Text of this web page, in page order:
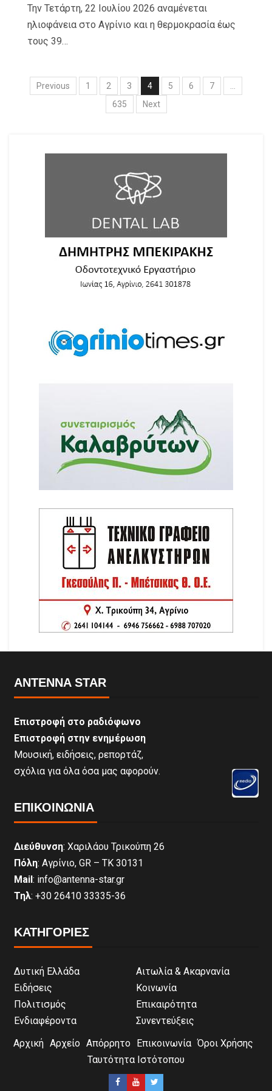
Την Τετάρτη, 22 Ιουλίου 2026 αναμένεται
ηλιοφάνεια στο Αγρίνιο και η θερμοκρασία έως
τους 39…
Previous 1 2 3 4 5 6 7
635
Next
ANTENNA STAR
Επιστροφή στο ραδιόφωνο
Επιστροφή στην ενημέρωση
Μουσική, ειδήσεις, ρεπορτάζ,
σχόλια για όλα όσα μας αφορούν.
ΕΠΙΚΟΙΝΩΝΊΑ
Διεύθυνση: Χαριλάου Τρικούπη 26
Πόλη: Αγρίνιο, GR – ΤΚ 30131
Mail : info@antenna-star.gr
Τηλ: +30 26410 33335-36
ΚΑΤΗΓΟΡΙΕΣ
Δυτική Ελλάδα
Αιτωλία & Ακαρνανία
Ειδήσεις
Κοινωνία
Πολιτισμός
Επικαιρότητα
Ενδιαφέροντα
Συνεντεύξεις
Αρχική Αρχείο Απόρρητο Επικοινωνία Όροι Χρήσης
Ταυτότητα Ιστότοπου